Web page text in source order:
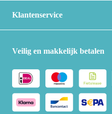
Klantenservice
Veilig en makkelijk betalen